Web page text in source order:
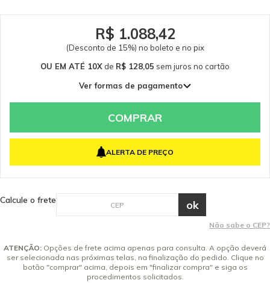
R$ 1.088,42
(Desconto de 15%) no boleto e no pix
OU EM ATÉ 10X de R$ 128,05 sem juros no cartão
Ver formas de pagamento
2x de R$ 640,25 sem juros
5x de R$ 256,10 sem juros
8x de R$ 160,06 sem juros
9x de R$ 142,28 sem juros
COMPRAR
ALERTA DE PREÇO
Calcule o frete
Não sabe o CEP?
ATENÇÃO: Opções de frete acima apenas para consulta. A opção deverá
ser selecionada nas próximas telas, na finalização do pedido. Clique no
botão "comprar" acima, depois em "finalizar compra" e siga os
procedimentos solicitados.